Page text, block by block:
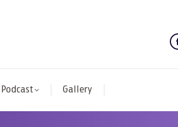
Podcast Gallery